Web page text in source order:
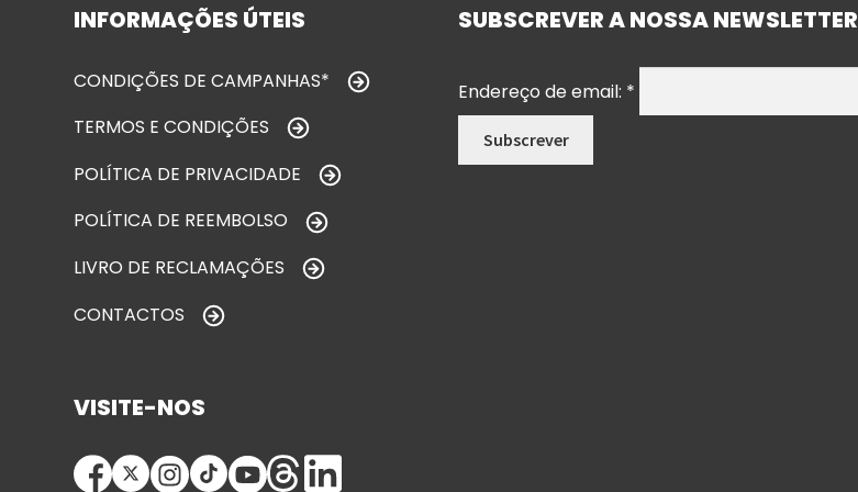
INFORMAÇÕES ÚTEIS
CONDIÇÕES DE CAMPANHAS*
TERMOS E CONDIÇÕES
POLÍTICA DE PRIVACIDADE
POLÍTICA DE REEMBOLSO
LIVRO DE RECLAMAÇÕES
CONTACTOS
SUBSCREVER A NOSSA NEWSLETTER
Endereço de email: *
VISITE-NOS